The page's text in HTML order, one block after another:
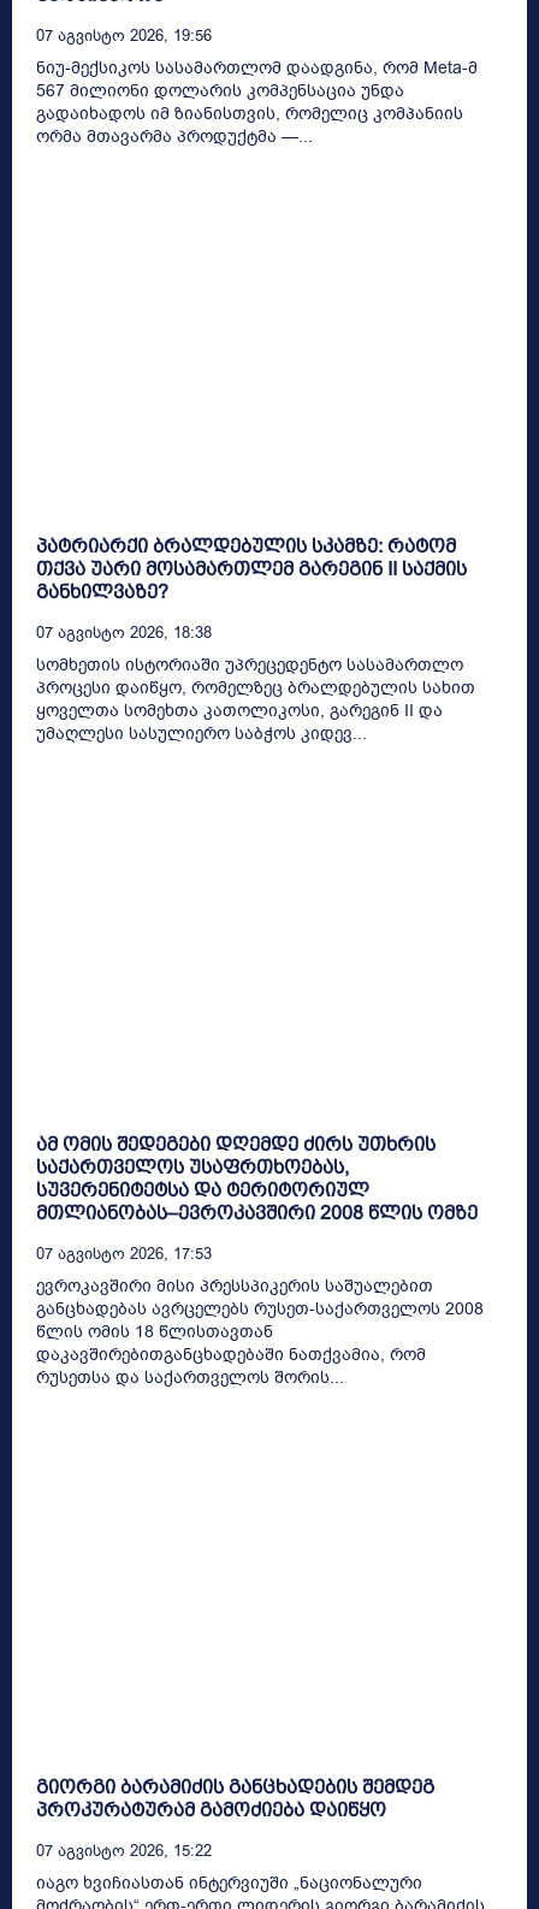
07 Აგვისტო 2026, 19:56
ნიუ-მექსიკოს სასამართლომ დაადგინა, რომ Meta-მ
567 მილიონი დოლარის კომპენსაცია უნდა
გადაიხადოს იმ ზიანისთვის, რომელიც კომპანიის
ორმა მთავარმა პროდუქტმა —...
პატრიარქი ბრალდებულის სკამზე: რატომ
თქვა უარი მოსამართლემ გარეგინ II საქმის
განხილვაზე?
07 Აგვისტო 2026, 18:38
სომხეთის ისტორიაში უპრეცედენტო სასამართლო
პროცესი დაიწყო, რომელზეც ბრალდებულის სახით
ყოველთა სომეხთა კათოლიკოსი, გარეგინ II და
უმაღლესი სასულიერო საბჭოს კიდევ...
ამ ომის შედეგები დღემდე ძირს უთხრის
საქართველოს უსაფრთხოებას,
სუვერენიტეტსა და ტერიტორიულ
მთლიანობას–ევროკავშირი 2008 წლის ომზე
07 Აგვისტო 2026, 17:53
ევროკავშირი მისი პრესსპიკერის საშუალებით
განცხადებას ავრცელებს რუსეთ-საქართველოს 2008
წლის ომის 18 წლისთავთან
დაკავშირებითგანცხადებაში ნათქვამია, რომ
რუსეთსა და საქართველოს შორის...
გიორგი ბარამიძის განცხადების შემდეგ
პროკურატურამ გამოძიება დაიწყო
07 Აგვისტო 2026, 15:22
იაგო ხვიჩიასთან ინტერვიუში „ნაციონალური